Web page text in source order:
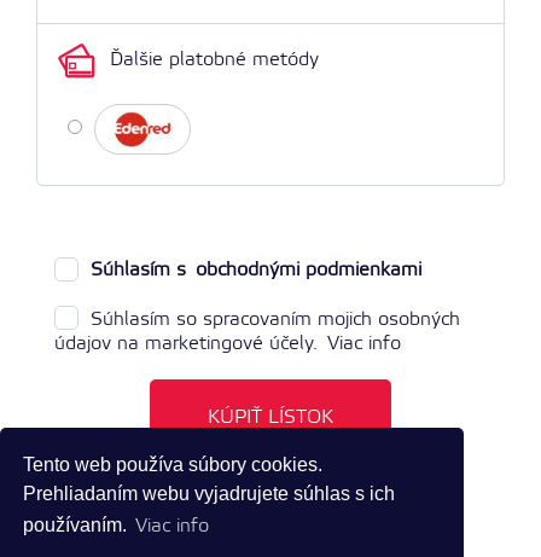
Tento web používa súbory cookies.
Prehliadaním webu vyjadrujete súhlas s ich
používaním. Viac info
Ďalšie platobné metódy
Súhlasím s obchodnými podmienkami
Súhlasím so spracovaním mojich osobných
údajov na marketingové účely. Viac info
KÚPIŤ LÍSTOK